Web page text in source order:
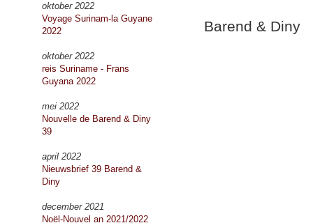
oktober 2022
Voyage Surinam-la Guyane
2022
oktober 2022
reis Suriname - Frans
Guyana 2022
mei 2022
Nouvelle de Barend & Diny
39
april 2022
Nieuwsbrief 39 Barend &
Diny
december 2021
Noël-Nouvel an 2021/2022
Barend & Diny